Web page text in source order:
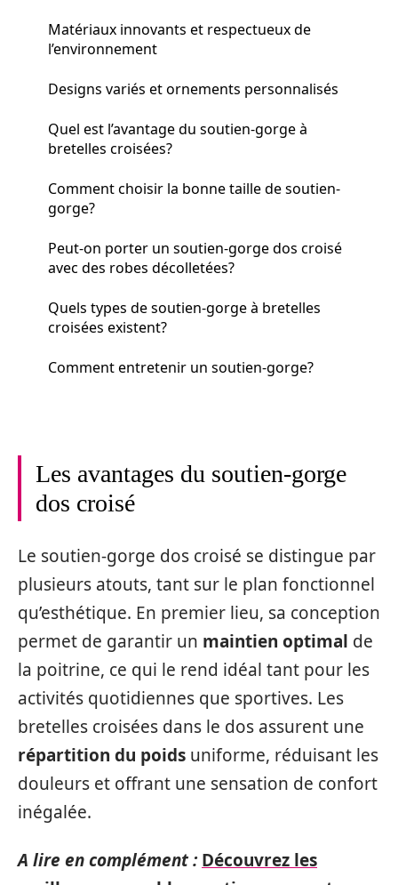
Matériaux innovants et respectueux de
l’environnement
Designs variés et ornements personnalisés
Quel est l’avantage du soutien-gorge à
bretelles croisées?
Comment choisir la bonne taille de soutien-
gorge?
Peut-on porter un soutien-gorge dos croisé
avec des robes décolletées?
Quels types de soutien-gorge à bretelles
croisées existent?
Comment entretenir un soutien-gorge?
Les avantages du soutien-gorge
dos croisé
Le soutien-gorge dos croisé se distingue par
plusieurs atouts, tant sur le plan fonctionnel
qu’esthétique. En premier lieu, sa conception
permet de garantir un maintien optimal de
la poitrine, ce qui le rend idéal tant pour les
activités quotidiennes que sportives. Les
bretelles croisées dans le dos assurent une
répartition du poids uniforme, réduisant les
douleurs et offrant une sensation de confort
inégalée.
A lire en complément : Découvrez les